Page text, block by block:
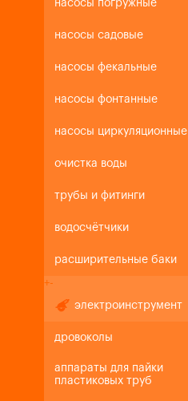
насосы погружные
насосы садовые
насосы фекальные
насосы фонтанные
насосы циркуляционные
очистка воды
трубы и фитинги
водосчётчики
расширительные баки
+-
электроинструмент
дровоколы
аппараты для пайки
пластиковых труб